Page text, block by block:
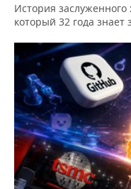
История
который 32 года знает